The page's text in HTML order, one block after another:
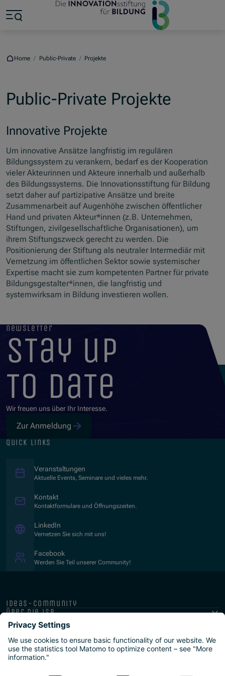
Jump to main content
Home / Public-Private / Projekte
Public-Private Projekte
Innovative Projekte
Um innovative Ansätze langfristig im regulären
Bildungssystem zu verankern, bedarf es der Kooperation
vieler Akteurinnen und Akteure innerhalb und außerhalb
des Bildungssystems. Die Innovationsstiftung für Bildung
setzt daher auf partizipative Ansätze und breite
Zusammenarbeit auf Augenhöhe zwischen öffentlicher
Hand und privaten Akteur*innen (z.B. Unternehmen,
Stiftungen, zivilgesellschaftliche Organisationen), um
ihrem Stiftungszweck gerecht zu werden. Die
Positionierung der Stiftung als neutraler Intermediär mit
Vernetzung im öffentlichen Sektor sowie systemischer
Expertise macht sie zum kompetenten Partner für private
Bildungsgestalter*innen, die langfristig und
systemwirksam in Bildung investieren wollen.
newsletter
stay up
to date
Wir freuen uns über Ihr Interesse.
Zur Anmeldung
quick links
Veranstaltungen
Aktuelle Events, Seminare und vieles mehr.
Kontakt
Kontaktformulare und Öffnungszeiten.
LinkedIn
Vernetzen Sie sich mit uns!
Facebook(Opens in new window)
Werden Sie Teil unserer Community!
ideas-community
über die isb
public-private
programme
newsletter
presse